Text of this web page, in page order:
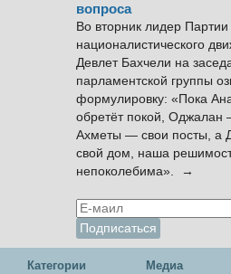
вопроса
Во вторник лидер Партии
националистического
Девлет Бахчели на
парламентской группы
формулировку: «Пока
обретёт покой, Оджалан
Ахметы — свои посты, а
свой дом, наша
непоколебима». →
Категории Медиа